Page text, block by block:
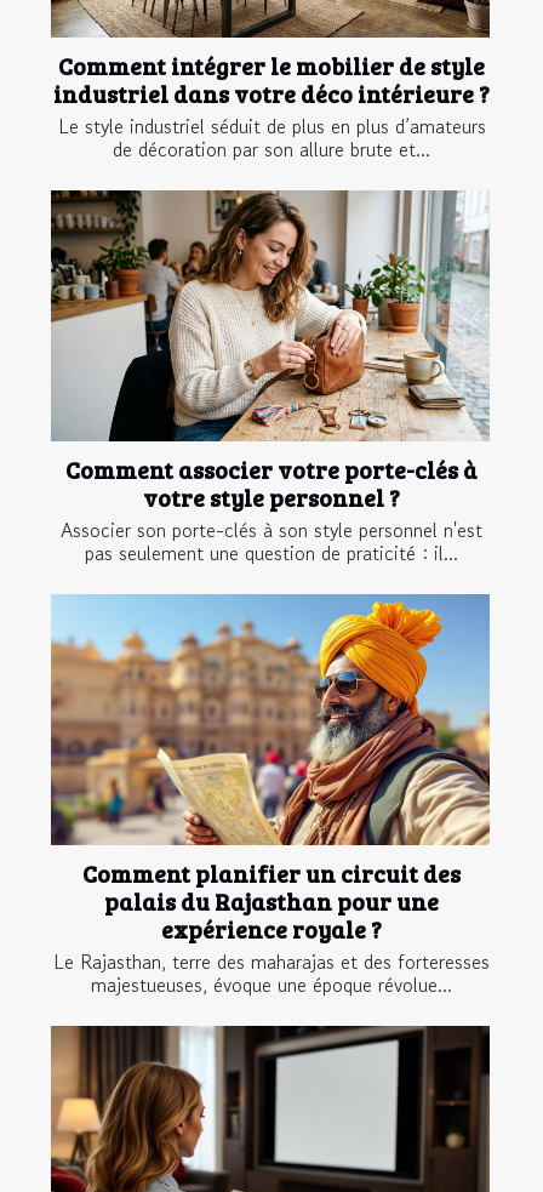
Comment intégrer le mobilier de style
industriel dans votre déco intérieure ?
Le style industriel séduit de plus en plus d’amateurs
de décoration par son allure brute et...
Comment associer votre porte-clés à
votre style personnel ?
Associer son porte-clés à son style personnel n'est
pas seulement une question de praticité : il...
Comment planifier un circuit des
palais du Rajasthan pour une
expérience royale ?
Le Rajasthan, terre des maharajas et des forteresses
majestueuses, évoque une époque révolue...